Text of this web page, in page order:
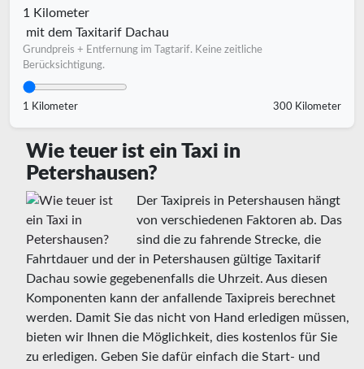
1 Kilometer
mit dem Taxitarif Dachau
Grundpreis + Entfernung im Tagtarif. Keine zeitliche
Berücksichtigung.
1 Kilometer 300 Kilometer
Wie teuer ist ein Taxi in
Petershausen?
Der Taxipreis in Petershausen hängt
von verschiedenen Faktoren ab. Das
sind die zu fahrende Strecke, die
Fahrtdauer und der in Petershausen gültige Taxitarif
Dachau sowie gegebenenfalls die Uhrzeit. Aus diesen
Komponenten kann der anfallende Taxipreis berechnet
werden. Damit Sie das nicht von Hand erledigen müssen,
bieten wir Ihnen die Möglichkeit, dies kostenlos für Sie
zu erledigen. Geben Sie dafür einfach die Start- und